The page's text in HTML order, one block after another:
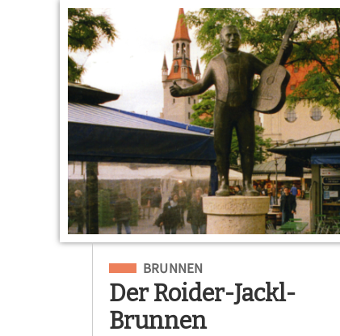
Eingeordnet unter
BRUNNEN
Der Roider-Jackl-
Brunnen